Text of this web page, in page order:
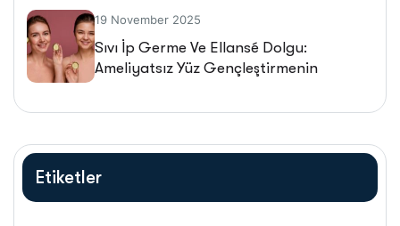
19 November 2025
Sıvı İp Germe Ve Ellansé Dolgu:
Ameliyatsız Yüz Gençleştirmenin
Etiketler